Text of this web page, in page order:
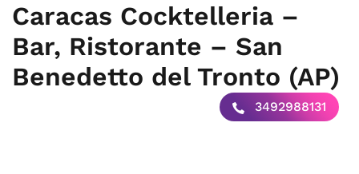
Caracas Cocktelleria –
Bar, Ristorante – San
Benedetto del Tronto (AP)
3492988131